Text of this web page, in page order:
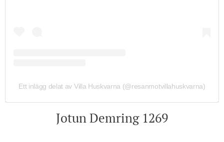
Ett inlägg delat av Villa Huskvarna (@resanmotvillahuskvarna)
Jotun Demring 1269